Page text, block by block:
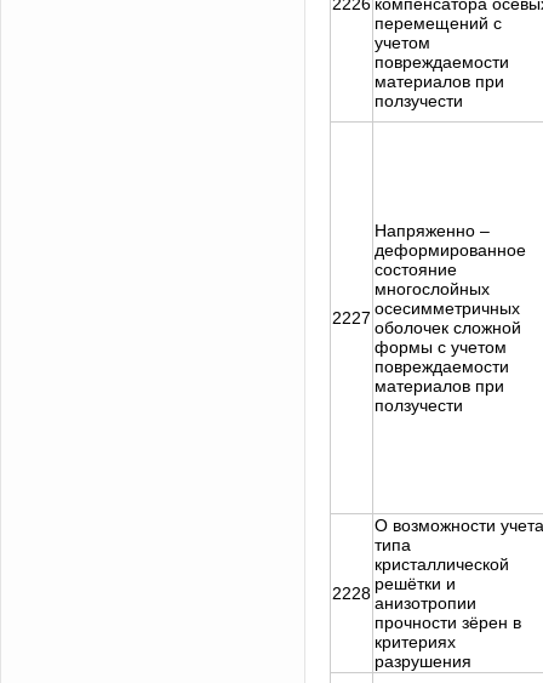
перемещений с
учетом
повреждаемости
материалов при
ползучести
2227
Напряженно –
деформированное
состояние
многослойных
осесимметричных
оболочек сложной
формы с учетом
повреждаемости
материалов при
ползучести
2228
О возможности учета
типа
кристаллической
решётки и
анизотропии
прочности зёрен в
критериях
разрушения